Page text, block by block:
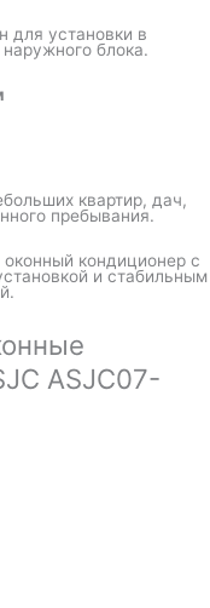
для установки в
блока.
квартир, дач,
пребывания.
кондиционер с
и стабильным
ASJC07-